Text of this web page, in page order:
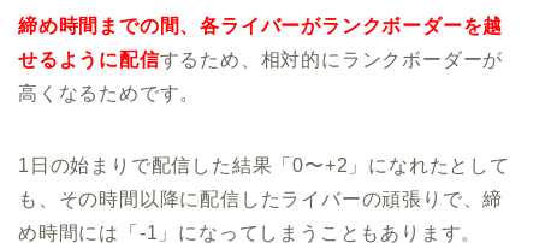
締め時間までの間、各ライバーがランクボーダーを越
せるように配信するため、相対的にランクボーダーが
高くなるためです。
1日の始まりで配信した結果「0〜+2」になれたとして
も、その時間以降に配信したライバーの頑張りで、締
め時間には「-1」になってしまうこともあります。